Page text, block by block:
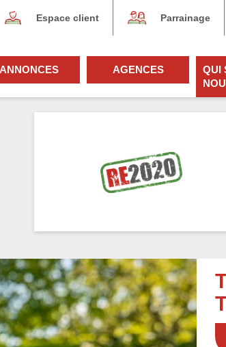
Espace client Parrainage
ANNONCES AGENCES
QUI